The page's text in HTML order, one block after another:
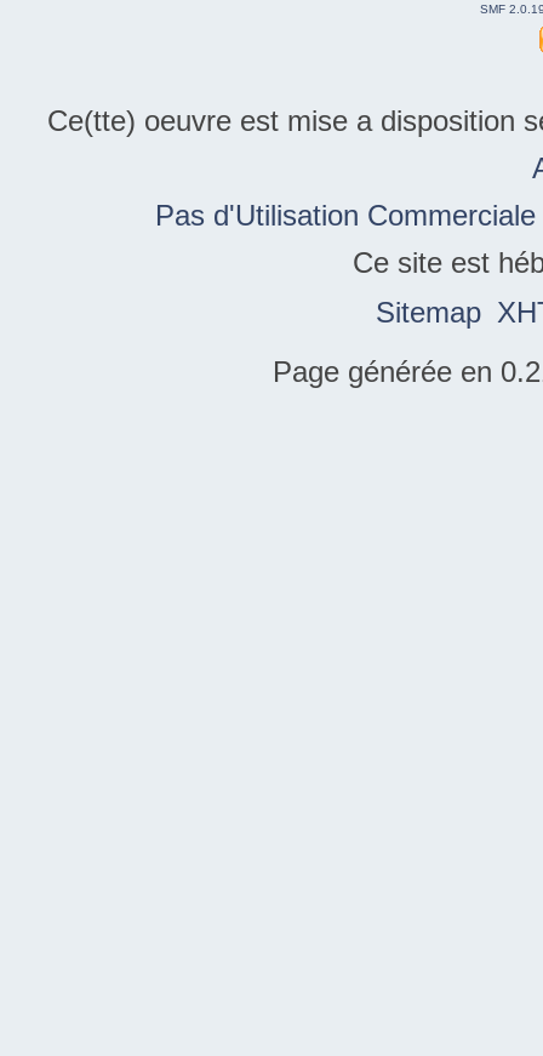
SMF
Ce(tte) oeuvre est mise a disposition
Pas d'Utilisation
Ce site est
Sitemap
Page générée en